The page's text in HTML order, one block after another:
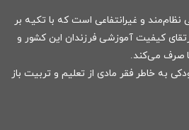
نظام‌مند و غیرانتفاعی است که با تکیه بر
کیفیت آموزشی فرزندان این کشور و
صرف می‌کند.
به خاطر فقر مادی از تعلیم و تربیت باز